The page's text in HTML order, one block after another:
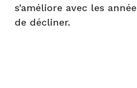
s’améliore avec les
de décliner.